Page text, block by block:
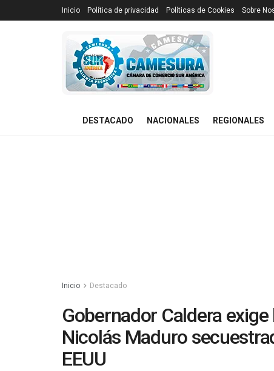
Inicio Política de privacidad Políticas de Cookies Sobre
DESTACADO NACIONALES REGIONALES
Inicio Destacado
Gobernador Caldera
Nicolás Maduro
EEUU